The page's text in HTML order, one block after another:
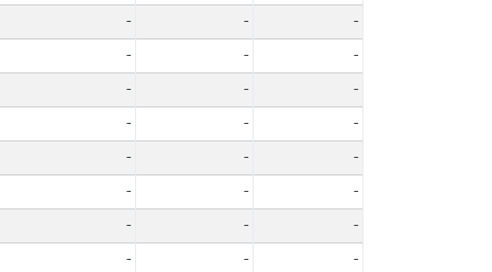
- -
-
- -
-
- -
-
- -
-
- -
-
- -
-
- -
-
- -
-